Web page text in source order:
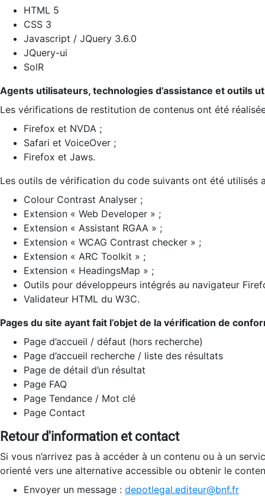
HTML 5
CSS 3
Javascript / JQuery 3.6.0
JQuery-ui
SolR
Agents utilisateurs, technologies d’assistance et outils
Les vérifications de restitution de contenus ont été
Firefox et NVDA ;
Safari et VoiceOver ;
Firefox et Jaws.
Les outils de vérification du code suivants ont été utilisés
Colour Contrast Analyser ;
Extension « Web Developer » ;
Extension « Assistant RGAA » ;
Extension « WCAG Contrast checker » ;
Extension « ARC Toolkit » ;
Extension « HeadingsMap » ;
Outils pour développeurs intégrés au navigateur
Validateur HTML du W3C.
Pages du site ayant fait l’objet de la vérification de
Page d’accueil / défaut (hors recherche)
Page d’accueil recherche / liste des résultats
Page de détail d’un résultat
Page FAQ
Page Tendance / Mot clé
Page Contact
Retour d'information et contact
Si vous n’arrivez pas à accéder à un contenu ou à un
orienté vers une alternative accessible ou obtenir le
Envoyer un message : depotlegal.editeur@bnf.fr